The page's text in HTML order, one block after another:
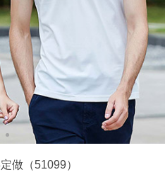
做（51099）